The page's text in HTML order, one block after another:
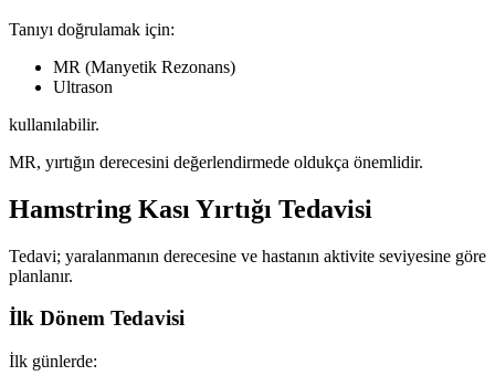
Tanıyı doğrulamak için:
MR (Manyetik Rezonans)
Ultrason
kullanılabilir.
MR, yırtığın derecesini değerlendirmede oldukça önemlidir.
Hamstring Kası Yırtığı Tedavisi
Tedavi; yaralanmanın derecesine ve hastanın aktivite seviyesine göre
planlanır.
İlk Dönem Tedavisi
İlk günlerde: